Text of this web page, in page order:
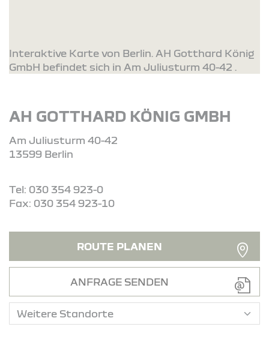
Interaktive Karte von Berlin. AH Gotthard König
GmbH befindet sich in Am Juliusturm 40-42 .
AH GOTTHARD KÖNIG GMBH
Am Juliusturm 40-42
13599 Berlin
Tel: 030 354 923-0
Fax: 030 354 923-10
ROUTE PLANEN
ANFRAGE SENDEN